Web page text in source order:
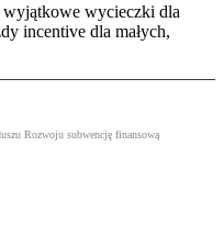
wyjątkowe wycieczki dla
incentive dla małych,
Rozwoju subwencję finansową